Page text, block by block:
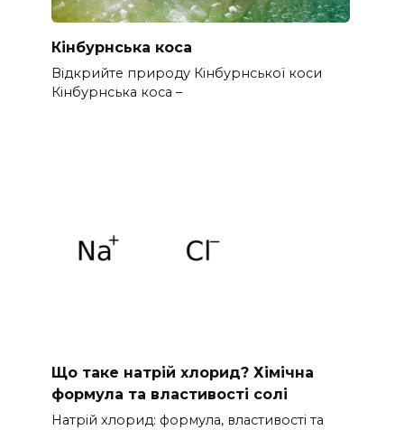
Кінбурнська коса
Відкрийте природу Кінбурнської коси
Кінбурнська коса –
Що таке натрій хлорид? Хімічна
формула та властивості солі
Натрій хлорид: формула, властивості та